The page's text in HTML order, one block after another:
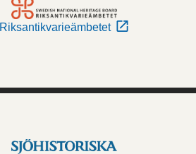
Riksantikvarieämbetet